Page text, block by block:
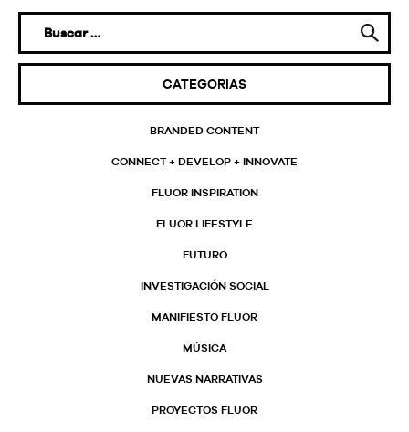
CATEGORIAS
BRANDED CONTENT
CONNECT + DEVELOP + INNOVATE
FLUOR INSPIRATION
FLUOR LIFESTYLE
FUTURO
INVESTIGACIÓN SOCIAL
MANIFIESTO FLUOR
MÚSICA
NUEVAS NARRATIVAS
PROYECTOS FLUOR